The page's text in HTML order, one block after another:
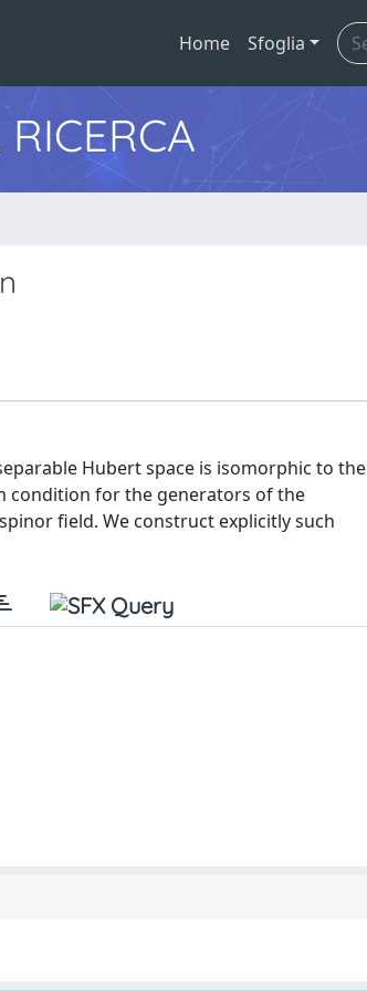
Home Sfoglia
Hubert space is isomorphic to the
condition for the generators of the
field. We construct explicitly such